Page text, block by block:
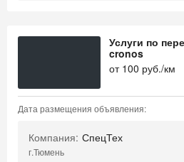
Услуги по
cronos
от 100 руб./км
Дата размещения объявления:
Компания: СпецТех
г.Тюмень